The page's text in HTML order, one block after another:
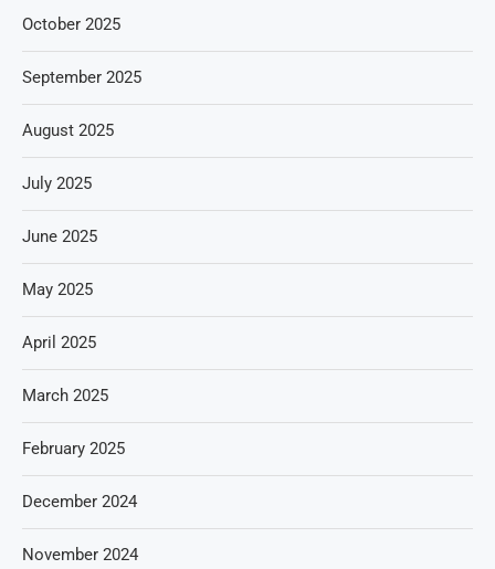
October 2025
September 2025
August 2025
July 2025
June 2025
May 2025
April 2025
March 2025
February 2025
December 2024
November 2024